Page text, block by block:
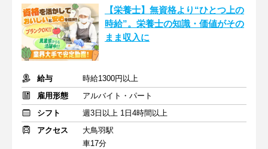
【栄養士】無資格より“ひとつ上の
時給”。栄養士の知識・価値がその
まま収入に
給与
時給1300円以上
雇用形態
アルバイト・パート
シフト
週3日以上 1日4時間以上
アクセス
大鳥羽駅
車17分